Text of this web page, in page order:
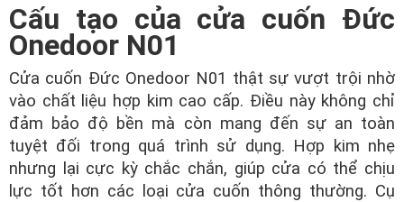
Cấu tạo của cửa cuốn Đức
Onedoor N01
Cửa cuốn Đức Onedoor N01 thật sự vượt trội nhờ
vào chất liệu hợp kim cao cấp. Điều này không chỉ
đảm bảo độ bền mà còn mang đến sự an toàn
tuyệt đối trong quá trình sử dụng. Hợp kim nhẹ
nhưng lại cực kỳ chắc chắn, giúp cửa có thể chịu
lực tốt hơn các loại cửa cuốn thông thường. Cụ